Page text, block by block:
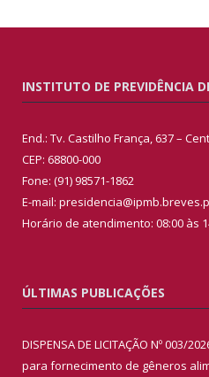
INSTITUTO DE PREVIDÊNCIA
End.: Tv. Castilho França, 637 –
CEP: 68800-000
Fone: (91) 98571-1862
E-mail:
Horário de atendimento: 08:00 às
ÚLTIMAS PUBLICAÇÕES
DISPENSA DE LICITAÇÃO Nº 003/
para fornecimento de gêneros